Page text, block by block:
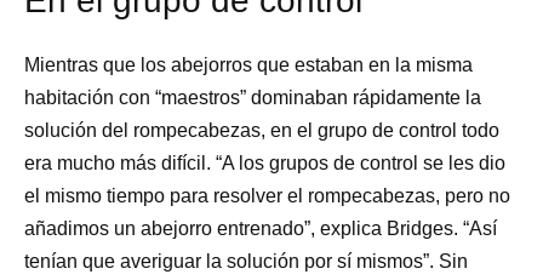
Mientras que los abejorros que estaban en la misma
habitación con “maestros” dominaban rápidamente la
solución del rompecabezas, en el grupo de control todo
era mucho más difícil. “A los grupos de control se les dio
el mismo tiempo para resolver el rompecabezas, pero no
añadimos un abejorro entrenado”, explica Bridges. “Así
tenían que averiguar la solución por sí mismos”. Sin